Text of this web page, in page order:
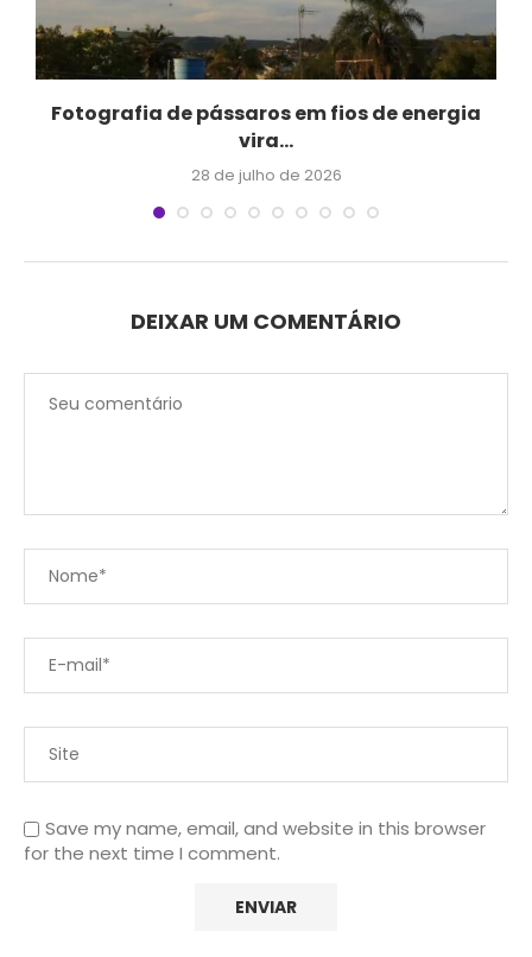
Fotografia de pássaros em fios de energia
vira...
28 de julho de 2026
DEIXAR UM COMENTÁRIO
Save my name, email, and website in this browser
for the next time I comment.